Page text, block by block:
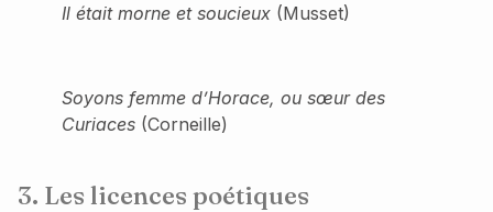
Il était morne et soucieux (Musset)
Soyons femme d’Horace, ou sœur des
Curiaces (Corneille)
3. Les licences poétiques